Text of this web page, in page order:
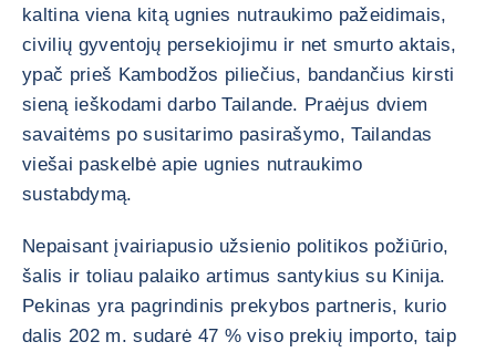
kaltina viena kitą ugnies nutraukimo pažeidimais,
civilių gyventojų persekiojimu ir net smurto aktais,
ypač prieš Kambodžos piliečius, bandančius kirsti
sieną ieškodami darbo Tailande. Praėjus dviem
savaitėms po susitarimo pasirašymo, Tailandas
viešai paskelbė apie ugnies nutraukimo
sustabdymą.
Nepaisant įvairiapusio užsienio politikos požiūrio,
šalis ir toliau palaiko artimus santykius su Kinija.
Pekinas yra pagrindinis prekybos partneris, kurio
dalis 202 m. sudarė 47 % viso prekių importo, taip